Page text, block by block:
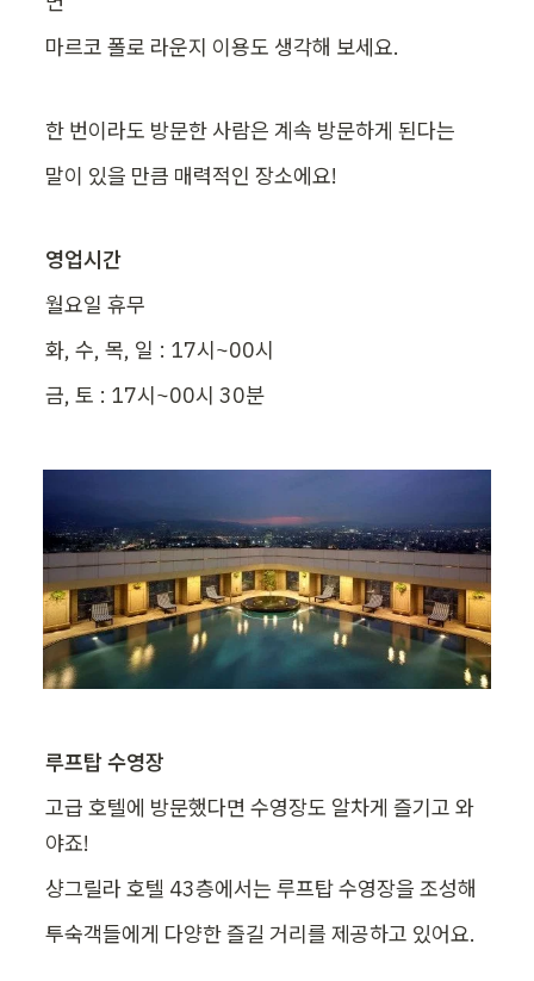
마르코 폴로 라운지 이용도 생각해 보세요.
한 번이라도 방문한 사람은 계속 방문하게 된다는
말이 있을 만큼 매력적인 장소에요!
영업시간
월요일 휴무
화, 수, 목, 일 : 17시~00시
금, 토 : 17시~00시 30분
루프탑 수영장
고급 호텔에 방문했다면 수영장도 알차게 즐기고 와
야죠!
샹그릴라 호텔 43층에서는 루프탑 수영장을 조성해
투숙객들에게 다양한 즐길 거리를 제공하고 있어요.